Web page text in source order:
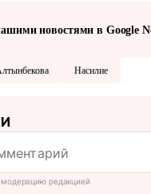
новостями в Google
Насилие
редакцией